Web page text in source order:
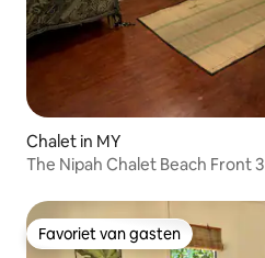
Chalet in MY
The Nipah Chalet Beach Front 3
Favoriet van gasten
Favoriet van gasten